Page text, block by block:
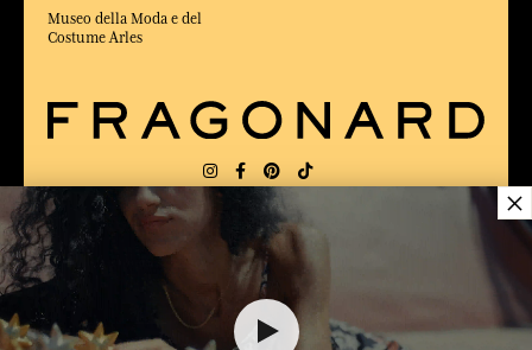
Museo della Moda e del
Costume Arles
CONSEGNA: LINGUA:
×